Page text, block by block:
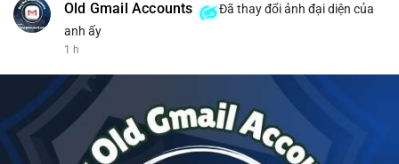
Old Gmail Accounts
Đã thay đổi ảnh đại diện của
anh ấy
1 h